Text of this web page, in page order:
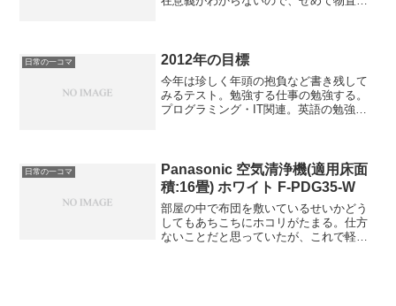
万円もした。なぜか知らんが、前回は家
電が安い時期だったそうな。 前回・今
回ともにカカクコムでちゃんと調べたか
ら嘘ではないのだと思うが、なぜだろ
う。
いので湿ったらアウトなものはダメそう
だが、それ以外なら大丈夫そうだ。おま
け 建築つながり。赤面の人も引退
か……。【ニコニコ動画】【minecraft】
赤面しつつ帰ってきたよ【ゆっくり】
日常の一コマ 2012年の目標
今年は珍しく年頭の抱負など書き残して
みるテスト。勉強する仕事の勉強する。
プログラミング・IT関連。英語の勉強す
たけどまだほとんどしてねえ。できれば
30代前半までになんとか……。趣味する
勉強かねてなんか趣味プログラミングの
プロジェクトひとつ以上やる。ここの更
新頻度もひどいことになってるので定期
的に更新する。当面ガイア教シリーズの
日常の一コマ
Panasonic 空気清浄機(適用床面
積:16畳) ホワイト F-PDG35-W
部屋の中で布団を敷いているせいかどう
してもあちこちにホコリがたまる。仕方
ないことだと思っていたが、これで軽減